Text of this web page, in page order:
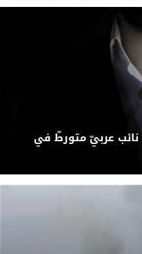
عربيّ متورطّ في